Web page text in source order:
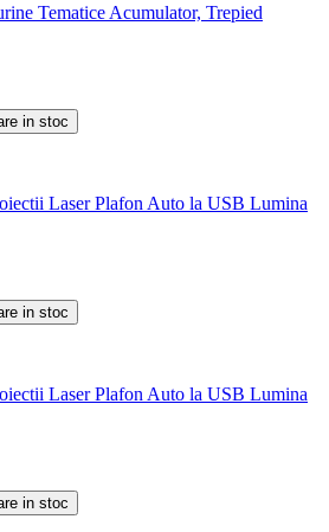
Tematice Acumulator, Trepied
in stoc
Laser Plafon Auto la USB Lumina
in stoc
Laser Plafon Auto la USB Lumina
in stoc